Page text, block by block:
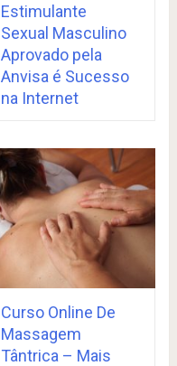
Estimulante
Sexual Masculino
Aprovado pela
Anvisa é Sucesso
na Internet
Curso Online De
Massagem
Tântrica – Mais